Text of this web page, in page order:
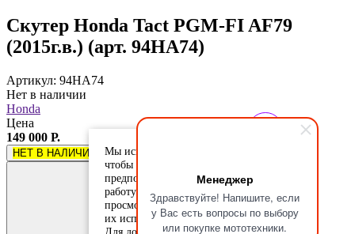
Менеджер
Здравствуйте! Напишите, если
у Вас есть вопросы по выбору
или покупке мототехники.
Скутер Honda Tact PGM-FI AF79
(2015г.в.) (арт. 94HA74)
Артикул: 94HA74
Нет в наличии
Honda
Цена
149 000 Р.
НЕТ В НАЛИЧИИ
Мы используем cookie-файлы,
чтобы учесть ваши
предпочтения и улучшить
работу сайта. Продолжая
просмотр, вы соглашаетесь с
их использованием.